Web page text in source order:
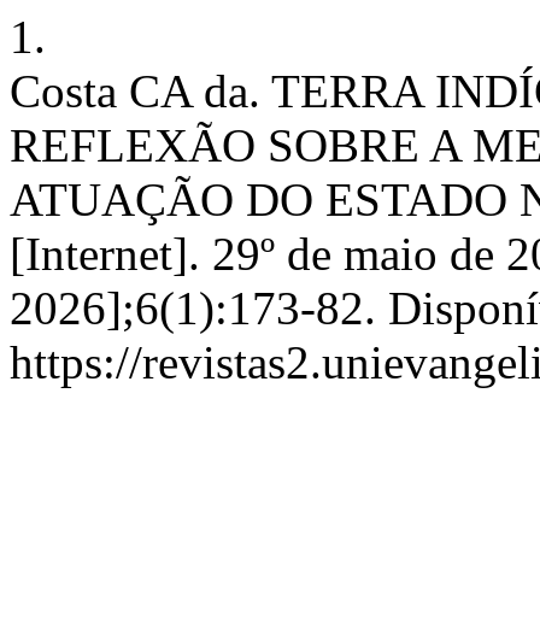
1.
Costa CA da. TERRA
REFLEXÃO SOBRE A
ATUAÇÃO DO ESTADO
[Internet]. 29º de maio de
2026];6(1):173-82.
https://